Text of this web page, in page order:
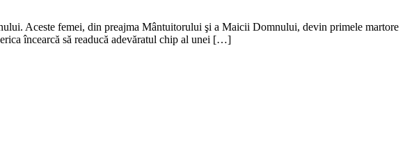
Aceste femei, din preajma Mântuitorului şi a Maicii Domnului, devin primele martore
încearcă să readucă adevăratul chip al unei […]